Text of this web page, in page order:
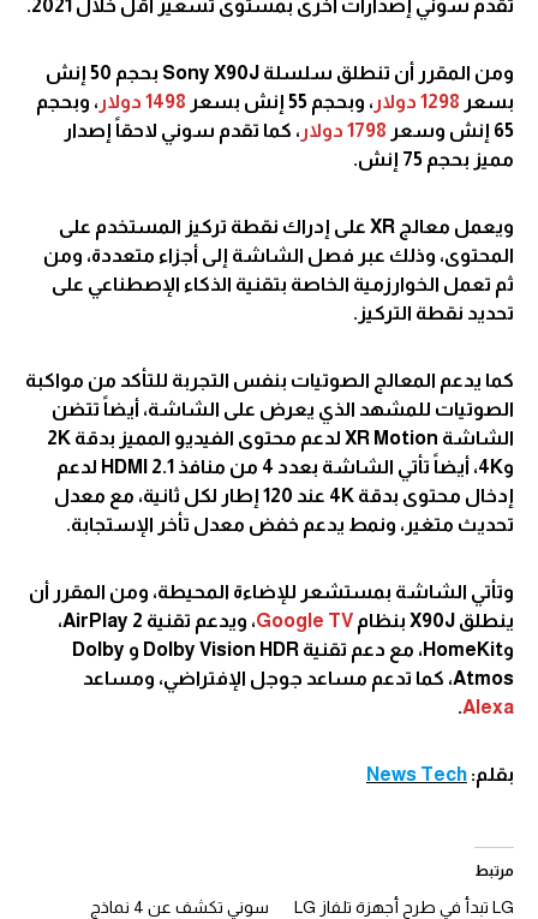
تقدم سوني إصدارات أخرى بمستوى تسعير أقل خلال 2021.
ومن المقرر أن تنطلق سلسلة Sony X90J بحجم 50 إنش
بسعر 1298 دولار ، وبحجم 55 إنش بسعر 1498 دولار
، وبحجم
65 إنش وسعر
1798 دولار
، كما تقدم سوني لاحقاً إصدار
مميز بحجم 75 إنش.
ويعمل معالج XR على إدراك نقطة تركيز المستخدم على
المحتوى، وذلك عبر فصل الشاشة إلى أجزاء متعددة، ومن
ثم تعمل الخوارزمية الخاصة بتقنية الذكاء الإصطناعي على
تحديد نقطة التركيز.
كما يدعم المعالج الصوتيات بنفس التجربة للتأكد من مواكبة
الصوتيات للمشهد الذي يعرض على الشاشة، أيضاً تتضن
الشاشة XR Motion لدعم محتوى الفيديو المميز بدقة 2K
و4K، أيضاً تأتي الشاشة بعدد 4 من منافذ HDMI 2.1 لدعم
إدخال محتوى بدقة 4K عند 120 إطار لكل ثانية، مع معدل
تحديث متغير، ونمط يدعم خفض معدل تأخر الإستجابة.
وتأتي الشاشة بمستشعر للإضاءة المحيطة، ومن المقرر أن
ينطلق X90J بنظام
، ويدعم تقنية AirPlay 2،
وHomeKit، مع دعم تقنية Dolby Vision HDR و Dolby
Atmos، كما تدعم مساعد جوجل الإفتراضي، ومساعد
Alexa
.
بقلم: News Tech
مرتبط
LG تبدأ في طرح أجهزة تلفاز LG
سوني تكشف عن 4 نماذج